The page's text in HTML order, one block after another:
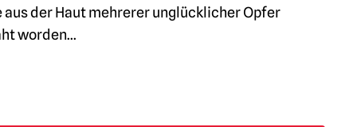
aus der Haut mehrerer unglücklicher Opfer
worden...